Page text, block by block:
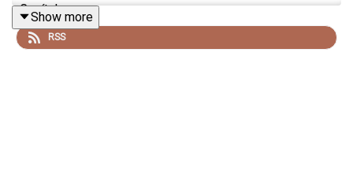
Capítulos:
00:00:00 Inicio
Show more
RSS